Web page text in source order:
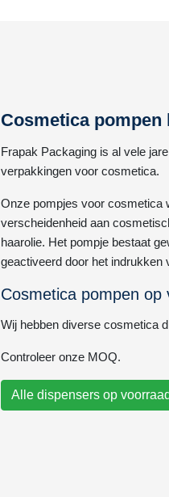
Cosmetica pompen
Frapak Packaging is al vele
verpakkingen voor cosmetica.
Onze pompjes voor cosmetica
verscheidenheid aan
haarolie. Het pompje bestaat
geactiveerd door het
Cosmetica pompen op
Wij hebben diverse cosmetica
Controleer onze MOQ.
Alle dispensers op